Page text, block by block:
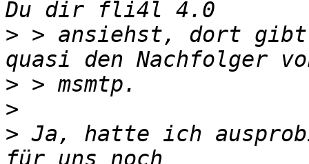
> > ansiehst, dort gibt
>
>
> Ja, hatte ich